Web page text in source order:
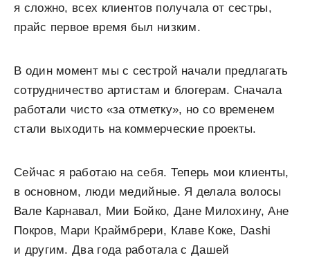
я сложно, всех клиентов получала от сестры,
прайс первое время был низким.
В один момент мы с сестрой начали предлагать
сотрудничество артистам и блогерам. Сначала
работали чисто «за отметку», но со временем
стали выходить на коммерческие проекты.
Сейчас я работаю на себя. Теперь мои клиенты,
в основном, люди медийные. Я делала волосы
Вале Карнавал, Мии Бойко, Дане Милохину, Ане
Покров, Мари Краймбрери, Клаве Коке, Dashi
и другим. Два года работала с Дашей